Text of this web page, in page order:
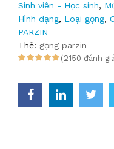
Sinh viên - Học sinh,
Hình dạng, Loại gọng,
PARZIN
Thẻ: gọng parzin
(2150 đánh